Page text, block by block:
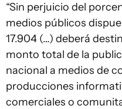
“Sin perjuicio del
medios públicos
17.904 (…) deberá
monto total de la
nacional a medios de
producciones
comerciales o